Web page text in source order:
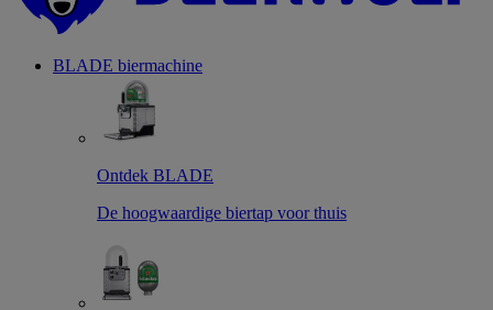
BLADE biermachine
Ontdek BLADE
De hoogwaardige biertap voor thuis